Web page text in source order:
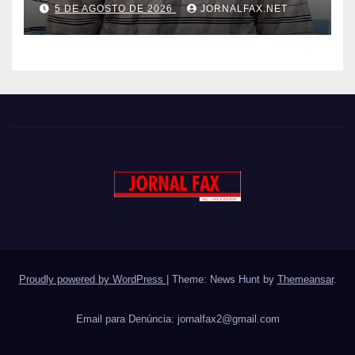
5 DE AGOSTO DE 2026 JORNALFAX.NET
Proudly powered by WordPress Theme: News Hunt by Themeansar.
Email para Denúncia: jornalfax2@gmail.com